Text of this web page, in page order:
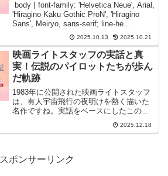
body { font-family: 'Helvetica Neue', Arial,
'Hiragino Kaku Gothic ProN', 'Hiragino
Sans', Meiryo, sans-serif; line-he...
2025.10.13 2025.10.21
映画ライトスタッフの実話と真
実！伝説のパイロットたちが歩ん
だ軌跡
1983年に公開された映画ライトスタッフ
は、有人宇宙飛行の夜明けを熱く描いた
名作ですね。実話をベースにしたこの物
語を観て、どこまでが本当の歴史で、ど
こからが映画的な演出なのか気になった
2025.12.18
スポンサーリンク